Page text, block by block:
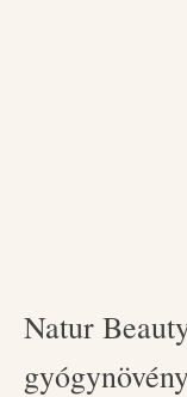
Natur